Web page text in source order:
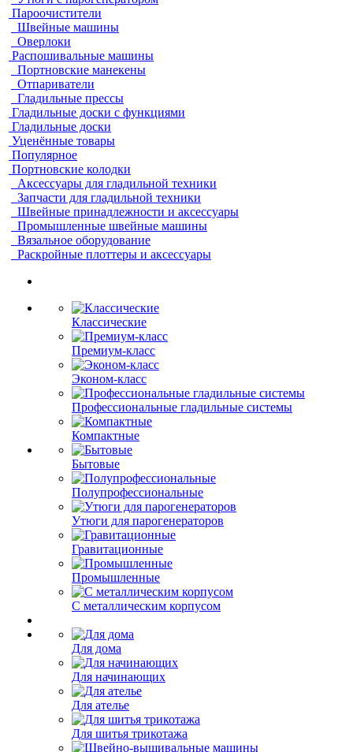
Пароочистители
Швейные машины
Оверлоки
Распошивальные машины
Портновские манекены
Отпариватели
Гладильные прессы
Гладильные доски с функциями
Гладильные доски
Уценённые товары
Популярное
Портновские колодки
Аксессуары для гладильной техники
Запчасти для гладильной техники
Швейные принадлежности и аксессуары
Промышленные швейные машины
Вязальное оборудование
Раскройные плоттеры и аксессуары
Классические
Премиум-класс
Эконом-класс
Профессиональные гладильные системы
Компактные
Бытовые
Полупрофессиональные
Утюги для парогенераторов
Гравитационные
Промышленные
С металлическим корпусом
Для дома
Для начинающих
Для ателье
Для шитья трикотажа